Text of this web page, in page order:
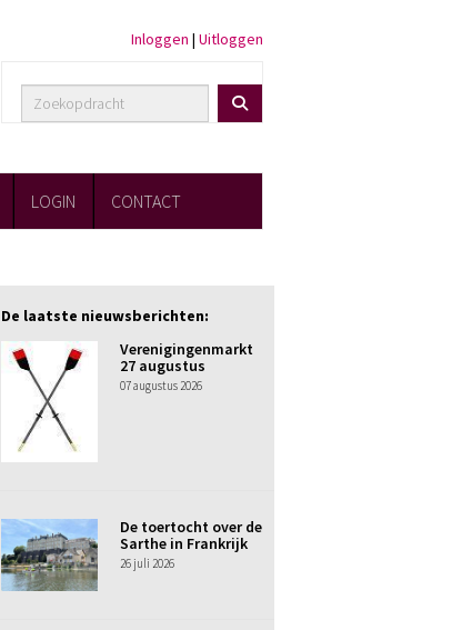
Inloggen | Uitloggen
LOGIN CONTACT
De laatste nieuwsberichten:
Verenigingenmarkt
27 augustus
07 augustus 2026
De toertocht over de
Sarthe in Frankrijk
26 juli 2026